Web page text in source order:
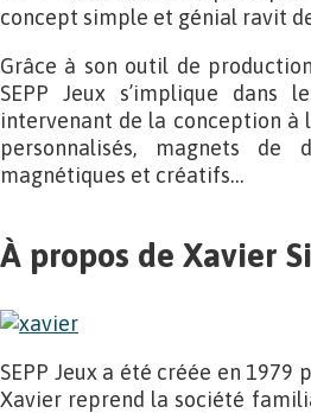
concept simple et génial ravit
Grâce à son outil de
SEPP Jeux s’implique
intervenant de la conception à
personnalisés, magnets
magnétiques et créatifs…
À propos de Xavier
SEPP Jeux a été créée en 1979
Xavier reprend la société